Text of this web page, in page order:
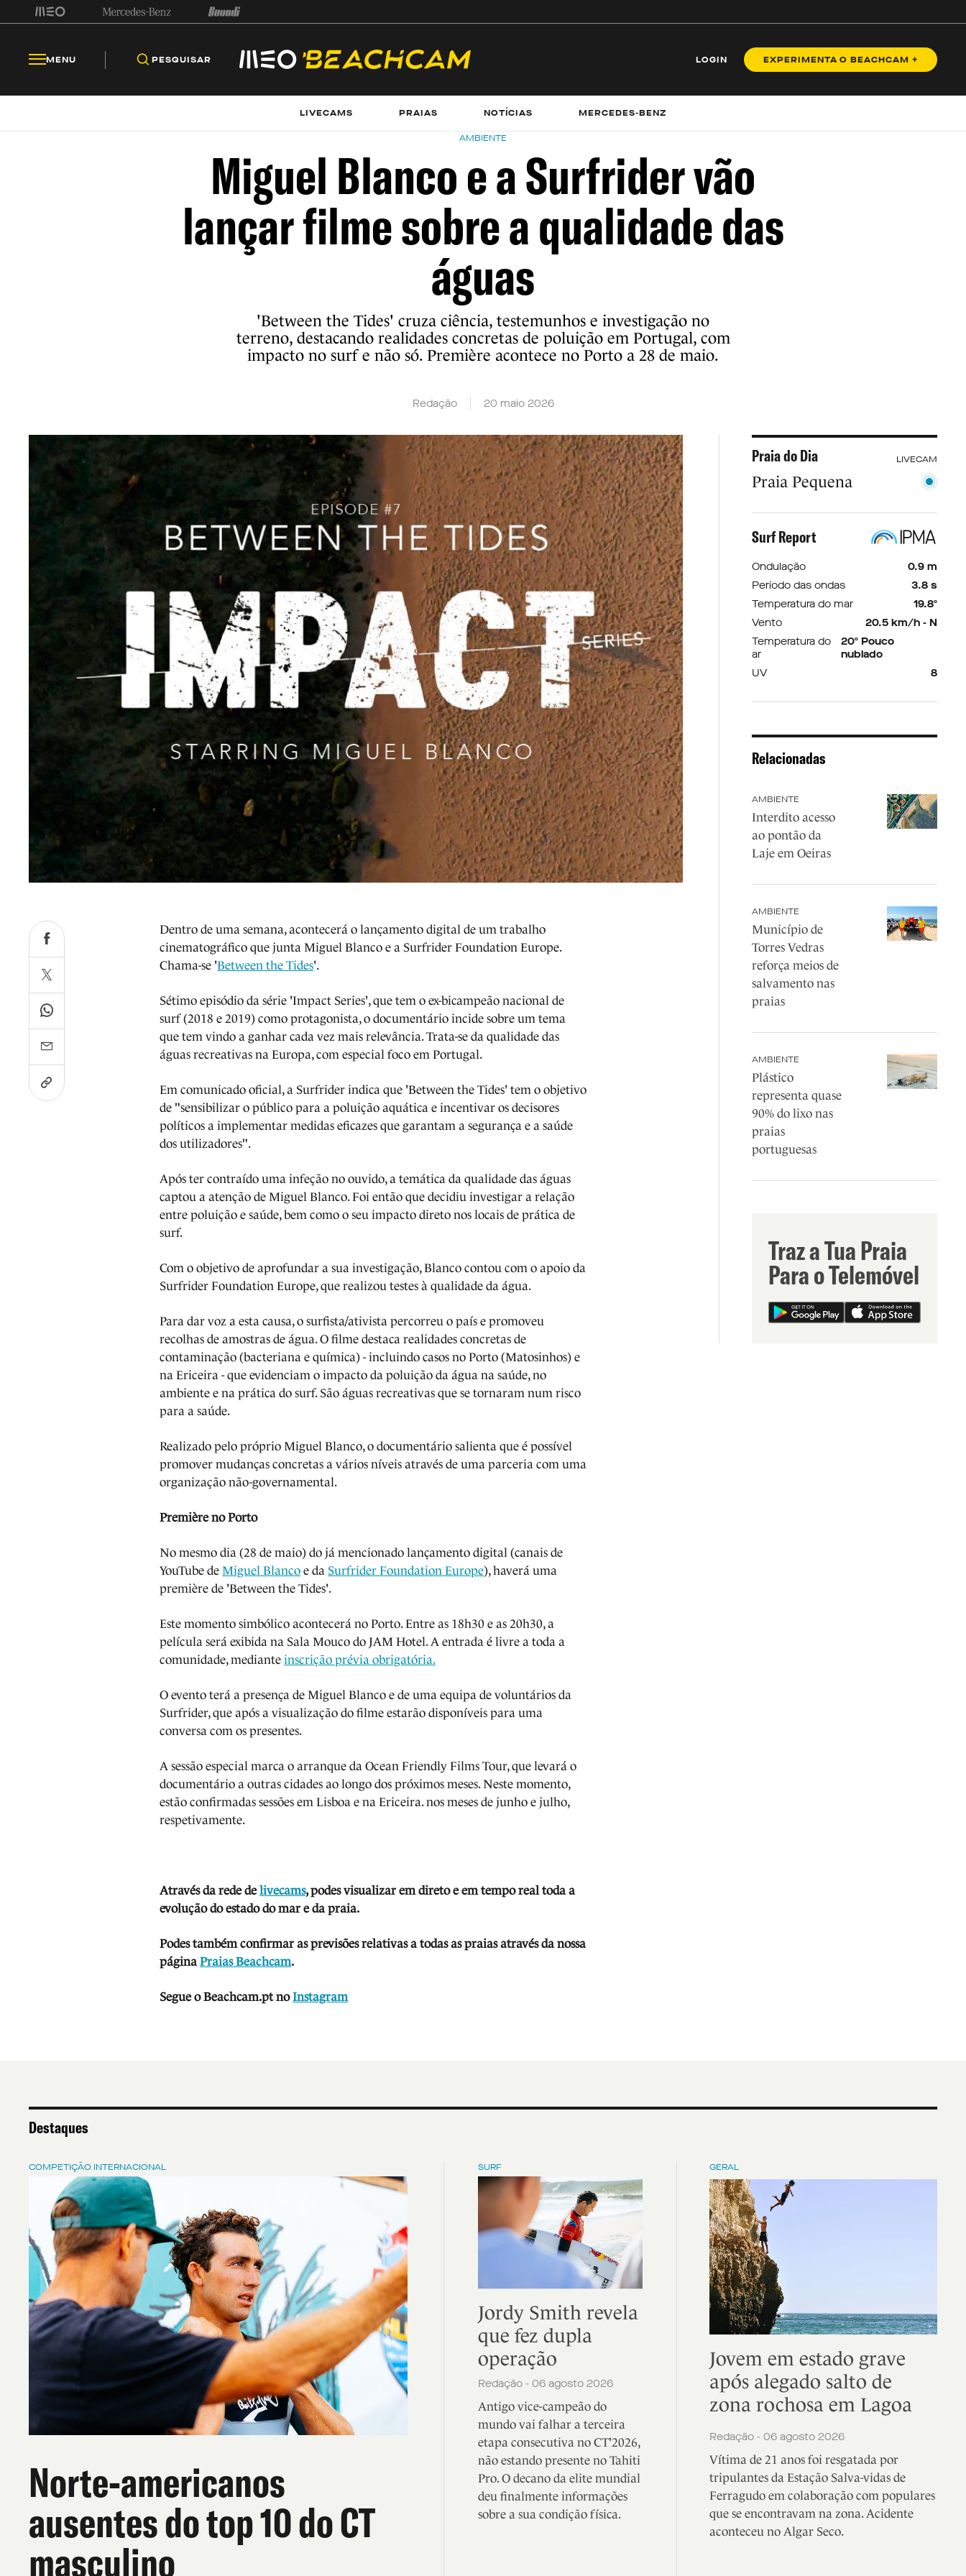
MENU PESQUISAR LOGIN EXPERIMENTA O BEACHCAM +
LIVECAMS PRAIAS NOTÍCIAS MERCEDES-BENZ
AMBIENTE
Miguel Blanco e a Surfrider vão
lançar filme sobre a qualidade das
águas
'Between the Tides' cruza ciência, testemunhos e investigação no
terreno, destacando realidades concretas de poluição em Portugal, com
impacto no surf e não só. Première acontece no Porto a 28 de maio.
Redação 20 maio 2026
Dentro de uma semana, acontecerá o lançamento digital de um trabalho
cinematográfico que junta Miguel Blanco e a Surfrider Foundation Europe.
Chama-se 'Between the Tides'.
Sétimo episódio da série 'Impact Series', que tem o ex-bicampeão nacional de
surf (2018 e 2019) como protagonista, o documentário incide sobre um tema
que tem vindo a ganhar cada vez mais relevância. Trata-se da qualidade das
águas recreativas na Europa, com especial foco em Portugal.
Em comunicado oficial, a Surfrider indica que 'Between the Tides' tem o objetivo
de "sensibilizar o público para a poluição aquática e incentivar os decisores
políticos a implementar medidas eficazes que garantam a segurança e a saúde
dos utilizadores".
Após ter contraído uma infeção no ouvido, a temática da qualidade das águas
captou a atenção de Miguel Blanco. Foi então que decidiu investigar a relação
entre poluição e saúde, bem como o seu impacto direto nos locais de prática de
surf.
Com o objetivo de aprofundar a sua investigação, Blanco contou com o apoio da
Surfrider Foundation Europe, que realizou testes à qualidade da água.
Para dar voz a esta causa, o surfista/ativista percorreu o país e promoveu
recolhas de amostras de água. O filme destaca realidades concretas de
contaminação (bacteriana e química) - incluindo casos no Porto (Matosinhos) e
na Ericeira - que evidenciam o impacto da poluição da água na saúde, no
ambiente e na prática do surf. São águas recreativas que se tornaram num risco
para a saúde.
Realizado pelo próprio Miguel Blanco, o documentário salienta que é possível
promover mudanças concretas a vários níveis através de uma parceria com uma
organização não-governamental.
Première no Porto
No mesmo dia (28 de maio) do já mencionado lançamento digital (canais de
YouTube deMiguel Blanco e da Surfrider Foundation Europe), haverá uma
première de 'Between the Tides'.
Este momento simbólico acontecerá no Porto. Entre as 18h30 e as 20h30, a
película será exibida na Sala Mouco do JAM Hotel. A entrada é livre a toda a
comunidade, medianteinscrição prévia obrigatória.
O evento terá a presença de Miguel Blanco e de uma equipa de voluntários da
Surfrider, que após a visualização do filme estarão disponíveis para uma
conversa com os presentes.
A sessão especial marca o arranque da Ocean Friendly Films Tour, que levará o
documentário a outras cidades ao longo dos próximos meses. Neste momento,
estão confirmadas sessões em Lisboa e na Ericeira. nos meses de junho e julho,
respetivamente.
Através da rede delivecams, podes visualizar em direto e em tempo real toda a
evolução do estado do mar e da praia.
Podes também confirmar as previsões relativas a todas as praias através da nossa
páginaPraias Beachcam.
Segue o Beachcam.pt no Instagram
Praia do Dia LIVECAM
Praia Pequena
Surf Report
Ondulação
0.9 m
Período das ondas
3.8 s
Temperatura do mar
19.8º
Vento
20.5 km/h - N
Temperatura do
ar
20º Pouco
nublado
UV
8
Relacionadas
AMBIENTE
Interdito acesso
ao pontão da
Laje em Oeiras
AMBIENTE
Município de
Torres Vedras
reforça meios de
salvamento nas
praias
AMBIENTE
Plástico
representa quase
90% do lixo nas
praias
portuguesas
Traz a Tua Praia
Para o Telemóvel
Destaques
COMPETIÇÃO INTERNACIONAL
Norte-americanos
ausentes do top 10 do CT
masculino
SURF
Jordy Smith revela
que fez dupla
operação
Redação - 06 agosto 2026
Antigo vice-campeão do
mundo vai falhar a terceira
etapa consecutiva no CT'2026,
não estando presente no Tahiti
Pro. O decano da elite mundial
deu finalmente informações
sobre a sua condição física.
GERAL
Jovem em estado grave
após alegado salto de
zona rochosa em Lagoa
Redação - 06 agosto 2026
Vítima de 21 anos foi resgatada por
tripulantes da Estação Salva-vidas de
Ferragudo em colaboração com populares
que se encontravam na zona. Acidente
aconteceu no Algar Seco.